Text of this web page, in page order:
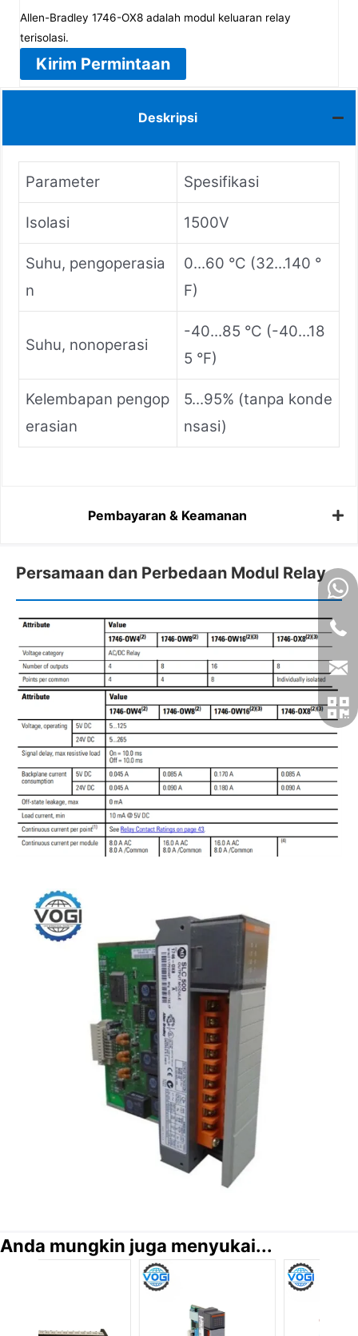
Allen-Bradley 1746-OX8 adalah modul keluaran relay
terisolasi.
Kirim Permintaan
Deskripsi
Parameter Spesifikasi
Isolasi 1500V
Suhu, pengoperasia
n
0...60 °C (32...140 °
F)
Suhu, nonoperasi
-40...85 °C (-40...18
5 °F)
Kelembapan pengop
erasian
5...95% (tanpa konde
nsasi)
Pembayaran & Keamanan
Persamaan dan Perbedaan Modul Relay
Anda mungkin juga menyukai...